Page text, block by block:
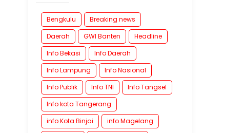
Bengkulu
Breaking news
Daerah
GWI Banten
Headline
Info Bekasi
Info Daerah
Info Lampung
Info Nasional
Info Publik
Info TNI
Info Tangsel
Info kota Tangerang
info Kota Binjai
info Magelang